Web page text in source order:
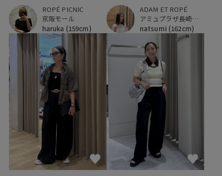
ROPÉ PICNIC
京阪モール
haruka (159cm)
ADAM ET ROPÉ
アミュプラザ長崎新館
natsumi (162cm)